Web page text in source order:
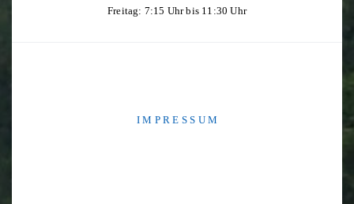
Freitag: 7:15 Uhr bis 11:30 Uhr
I M P R E S S U M